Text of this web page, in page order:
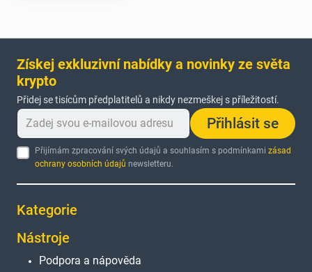
Získej exkluzivní nabídky a novinky ze světa
krypto
Přidej se tisícům předplatitelů a nikdy nezmeškej s příležitostí.
Přihlásit se
Přijímám zpracování svých údajů a souhlasím s podmínkamizásad
ochrany osobních údajů newsletteru.
Kategorie
Nástroje
Podpora a nápověda